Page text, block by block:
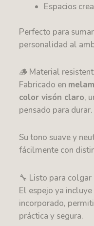
Espacios
Perfecto para
personalidad al
🪵 Material
Fabricado en
color visón claro,
pensado para durar.
Su tono suave y
fácilmente con
🔧 Listo para colgar
El espejo ya
incorporado,
práctica y segura.